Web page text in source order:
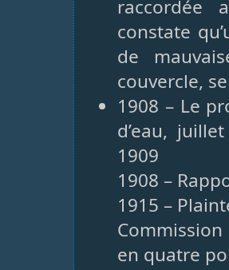
raccordée
constate
de
couvercle,
1908 – Le
d’eau,
1909
1908 –
1915 –
en quatre